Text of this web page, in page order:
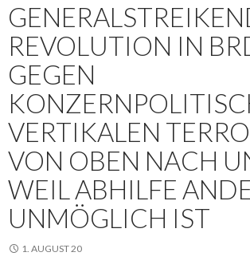
REVOLUTION IN
GEGEN
VERTIKALEN
VON OBEN NACH
WEIL ABHILFE
UNMÖGLICH IST
1. AUGUST 20